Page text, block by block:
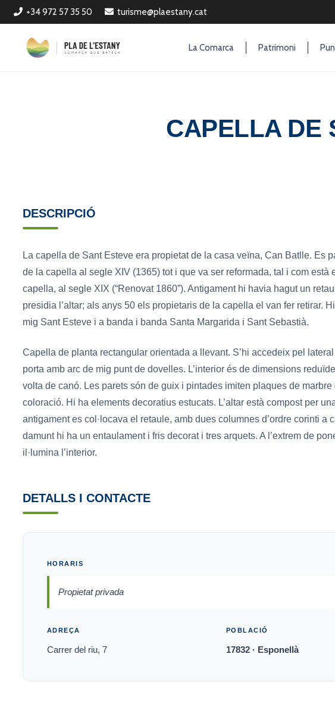
+34 972 57 35 50 turisme@plaestany.cat
La Comarca Patrimoni
CAPELLA DE
DESCRIPCIÓ
La capella de Sant Esteve era propietat de la casa veïna, Can Batlle. Es
de la capella al segle XIV (1365) tot i que va ser reformada, tal i com està
capella, al segle XIX (“Renovat 1860”). Antigament hi havia hagut un
presidia l’altar; als anys 50 els propietaris de la capella el van fer retirar.
mig Sant Esteve i a banda i banda Santa Margarida i Sant Sebastià.
Capella de planta rectangular orientada a llevant. S’hi accedeix pel lateral
porta amb arc de mig punt de dovelles. L’interior és de dimensions
volta de canó. Les parets són de guix i pintades imiten plaques de marbre
coloració. Hi ha elements decoratius estucats. L’altar està compost per
antigament es col·locava el retaule, amb dues columnes d’ordre corinti a
damunt hi ha un entaulament i fris decorat i tres arquets. A l’extrem de
il·lumina l’interior.
DETALLS I CONTACTE
HORARIS
Propietat privada
ADREÇA
Carrer del riu, 7
POBLACIÓ
17832 · Esponellà